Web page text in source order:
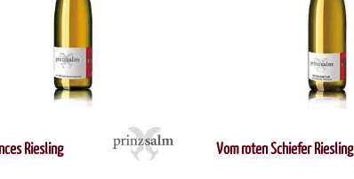
Riesling Vom roten Schiefer Riesling